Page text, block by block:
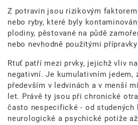
Z potravin jsou rizikovým
nebo ryby, které byly
plodiny, pěstované na půdě
nebo nevhodně použitými
Rtuť patří mezi prvky, jejichž vliv
negativní. Je kumulativním jedem,
především v ledvinách a v menší
let. Právě ty jsou při chronické
často nespecifické - od studených
neurologické a psychické potíže